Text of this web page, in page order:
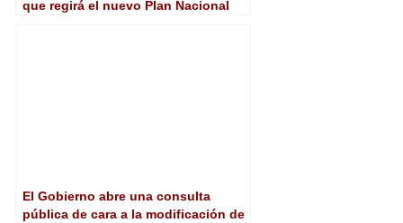
que regirá el nuevo Plan Nacional
El Gobierno abre una consulta
pública de cara a la modificación de